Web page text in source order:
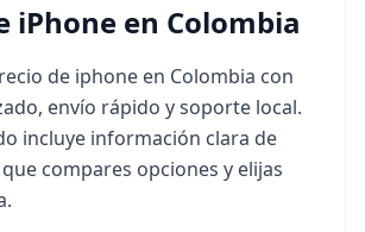
iPhone en Colombia
de iphone en Colombia con
envío rápido y soporte local.
incluye información clara de
compares opciones y elijas